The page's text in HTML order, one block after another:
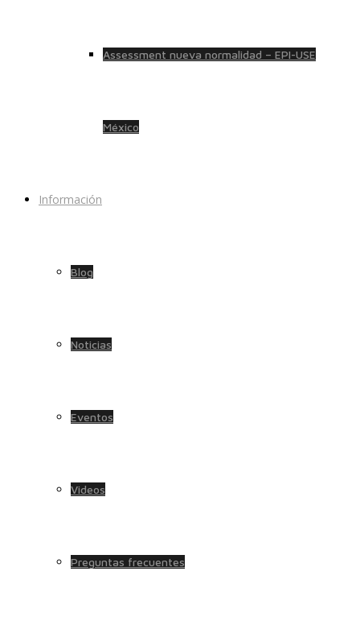
Assessment nueva normalidad – EPI-USE
México
Información
Blog
Noticias
Eventos
Videos
Preguntas frecuentes